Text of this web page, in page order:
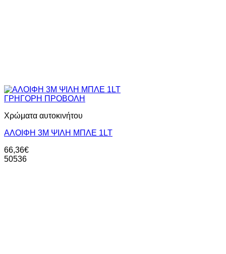
ΓΡΗΓΟΡΗ ΠΡΟΒΟΛΗ
Χρώματα αυτοκινήτου
ΑΛΟΙΦΗ 3Μ ΨΙΛΗ ΜΠΛΕ 1LT
66,36€
50536